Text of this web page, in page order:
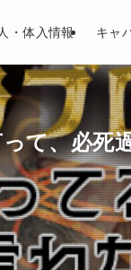
・体入情報 キャ
て、必死